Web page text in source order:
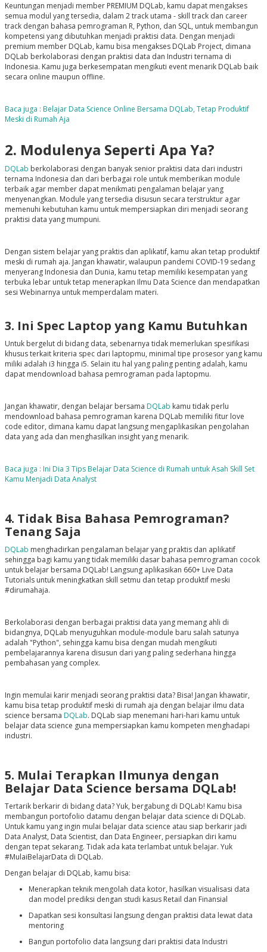
Keuntungan menjadi member PREMIUM DQLab, kamu dapat mengakses
semua modul yang tersedia, dalam 2 track utama - skill track dan career
track dengan bahasa pemrograman R, Python, dan SQL, untuk membangun
kompetensi yang dibutuhkan menjadi praktisi data. Dengan menjadi
premium member DQLab, kamu bisa mengakses DQLab Project, dimana
DQLab berkolaborasi dengan praktisi data dan Industri ternama di
Indonesia. Kamu juga berkesempatan mengikuti event menarik DQLab baik
secara online maupun offline.
Baca juga : Belajar Data Science Online Bersama DQLab, Tetap Produktif
Meski di Rumah Aja
2. Modulenya Seperti Apa Ya?
DQLab berkolaborasi dengan banyak senior praktisi data dari industri
ternama Indonesia dan dari berbagai role untuk memberikan module
terbaik agar member dapat menikmati pengalaman belajar yang
menyenangkan. Module yang tersedia disusun secara terstruktur agar
memenuhi kebutuhan kamu untuk mempersiapkan diri menjadi seorang
praktisi data yang mumpuni.
Dengan sistem belajar yang praktis dan aplikatif, kamu akan tetap produktif
meski di rumah aja. Jangan khawatir, walaupun pandemi COVID-19 sedang
menyerang Indonesia dan Dunia, kamu tetap memiliki kesempatan yang
terbuka lebar untuk tetap menerapkan Ilmu Data Science dan mendapatkan
sesi Webinarnya untuk memperdalam materi.
3. Ini Spec Laptop yang Kamu Butuhkan
Untuk bergelut di bidang data, sebenarnya tidak memerlukan spesifikasi
khusus terkait kriteria spec dari laptopmu, minimal tipe prosesor yang kamu
miliki adalah i3 hingga i5. Selain itu hal yang paling penting adalah, kamu
dapat mendownload bahasa pemrograman pada laptopmu.
Jangan khawatir, dengan belajar bersama DQLab kamu tidak perlu
mendownload bahasa pemrograman karena DQLab memiliki fitur love
code editor, dimana kamu dapat langsung mengaplikasikan pengolahan
data yang ada dan menghasilkan insight yang menarik.
Baca juga : Ini Dia 3 Tips Belajar Data Science di Rumah untuk Asah Skill Set
Kamu Menjadi Data Analyst
4. Tidak Bisa Bahasa Pemrograman?
Tenang Saja
DQLab menghadirkan pengalaman belajar yang praktis dan aplikatif
sehingga bagi kamu yang tidak memiliki dasar bahasa pemrograman cocok
untuk belajar bersama DQLab! Langsung aplikasikan 660+ Live Data
Tutorials untuk meningkatkan skill setmu dan tetap produktif meski
#dirumahaja.
Berkolaborasi dengan berbagai praktisi data yang memang ahli di
bidangnya, DQLab menyuguhkan module-module baru salah satunya
adalah "Python", sehingga kamu bisa dengan mudah mengikuti
pembelajarannya karena disusun dari yang paling sederhana hingga
pembahasan yang complex.
Ingin memulai karir menjadi seorang praktisi data? Bisa! Jangan khawatir,
kamu bisa tetap produktif meski di rumah aja dengan belajar ilmu data
science bersama DQLab. DQLab siap menemani hari-hari kamu untuk
belajar data science guna mempersiapkan kamu kompeten menghadapi
industri.
5. Mulai Terapkan Ilmunya dengan
Belajar Data Science bersama DQLab!
Tertarik berkarir di bidang data? Yuk, bergabung di DQLab! Kamu bisa
membangun portofolio datamu dengan belajar data science di DQLab.
Untuk kamu yang ingin mulai belajar data science atau siap berkarir jadi
Data Analyst, Data Scientist, dan Data Engineer, persiapkan diri kamu
dengan tepat sekarang. Tidak ada kata terlambat untuk belajar. Yuk
#MulaiBelajarData di DQLab.
Dengan belajar di DQLab, kamu bisa:
Menerapkan teknik mengolah data kotor, hasilkan visualisasi data
dan model prediksi dengan studi kasus Retail dan Finansial
Dapatkan sesi konsultasi langsung dengan praktisi data lewat data
mentoring
Bangun portofolio data langsung dari praktisi data Industri